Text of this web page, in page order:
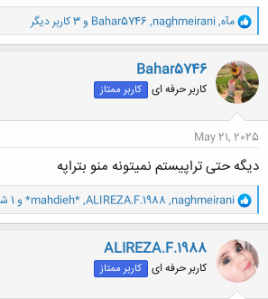
و
ا
ک
ن
ش
ه
ا
مآه,
naghmeirani
,
Bahar5746 و 3 کاربر دیگر
Bahar5746
کاربر حرفه ای کاربر ممتاز
May 21, 2025
دیگه حتی تراپیستم نمیتونه منو بتراپه
و
ا
ک
ن
ش
ه
ا
naghmeirani
,
ALIREZA.F.1988
,
*mahdieh* و 1 شخص دیگر
ALIREZA.F.1988
کاربر حرفه ای کاربر ممتاز